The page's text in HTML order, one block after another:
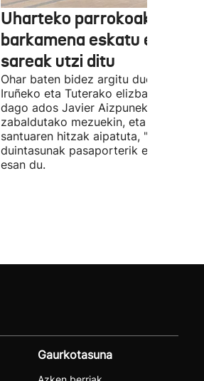
Uharteko parrokoak
barkamena eskatu eta
sareak utzi ditu
Ohar baten bidez argitu duenez,
Iruñeko eta Tuterako elizbarrutia ez
dago ados Javier Aizpunek
zabaldutako mezuekin, eta aita
santuaren hitzak aipatuta, "giza
duintasunak pasaporterik ez" duela
esan du.
Gaurkotasuna